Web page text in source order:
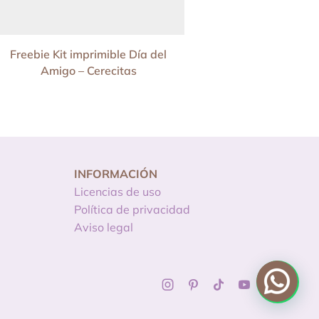
Freebie Kit imprimible Día del
Amigo – Cerecitas
INFORMACIÓN
Licencias de uso
Política de privacidad
Aviso legal